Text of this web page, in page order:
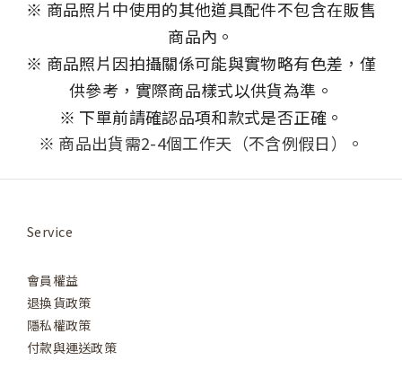
※ 商品照片中使用的其他道具配件不包含在販售
商品內。
※ 商品照片因拍攝關係可能與實物略有色差，僅
供參考，實際商品樣式以供貨為準。
※ 下單前請確認品項和款式是否正確。
※ 商品出貨需2-4個工作天（不含例假日）。
Service
會員權益
退換貨政策
隱私權政策
付款與運送政策